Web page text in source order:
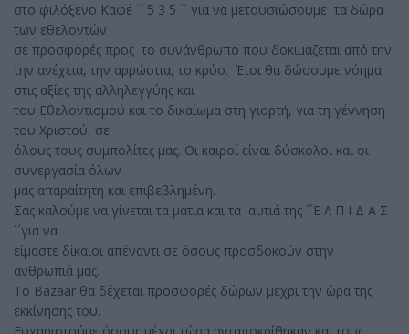
στο φιλόξενο Καφέ ´´ 5 3 5 ´´ για να μετουσιώσουμε τα δώρα
των εθελοντών
σε προσφορές προς το συνάνθρωπο που δοκιμάζεται από την
την ανέχεια, την αρρώστια, το κρύο. Έτσι θα δώσουμε νόημα
στις αξίες της αλληλεγγύης και
του Εθελοντισμού και το δικαίωμα στη γιορτή, για τη γέννηση
του Χριστού, σε
όλους τους συμπολίτες μας. Οι καιροί είναι δύσκολοι και οι
συνεργασία όλων
μας απαραίτητη και επιβεβλημένη.
Σας καλούμε να γίνεται τα μάτια και τα αυτιά της ´´Ε Λ Π Ι Δ Α Σ
´´για να
είμαστε δίκαιοι απέναντι σε όσους προσδοκούν στην
ανθρωπιά μας.
Το Bazaar θα δέχεται προσφορές δώρων μέχρι την ώρα της
εκκίνησης του.